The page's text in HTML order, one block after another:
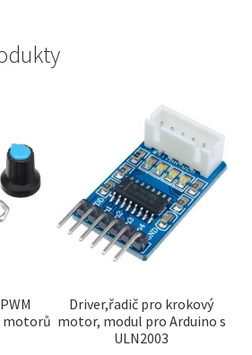
motorů
Driver,řadič pro krokový
motor, modul pro Arduino s
ULN2003